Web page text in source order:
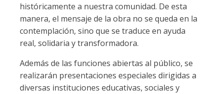
históricamente a nuestra comunidad. De esta
manera, el mensaje de la obra no se queda en la
contemplación, sino que se traduce en ayuda
real, solidaria y transformadora.
Además de las funciones abiertas al público, se
realizarán presentaciones especiales dirigidas a
diversas instituciones educativas, sociales y